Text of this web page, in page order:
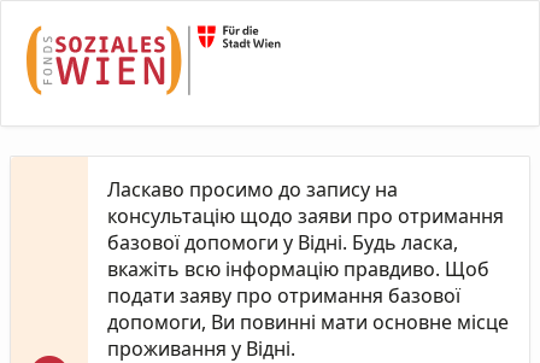
Ласкаво просимо до запису на
консультацію щодо заяви про отримання
базової допомоги у Відні. Будь ласка,
вкажіть всю інформацію правдиво. Щоб
подати заяву про отримання базової
допомоги, Ви повинні мати основне місце
проживання у Відні.